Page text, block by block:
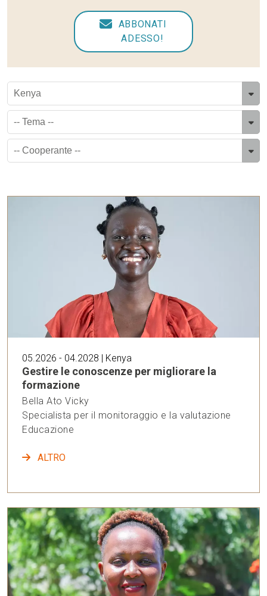
ABBONATI
ADESSO!
05.2026 - 04.2028 | Kenya
Gestire le conoscenze per migliorare la
formazione
Bella Ato Vicky
Specialista per il monitoraggio e la valutazione
Educazione
ALTRO